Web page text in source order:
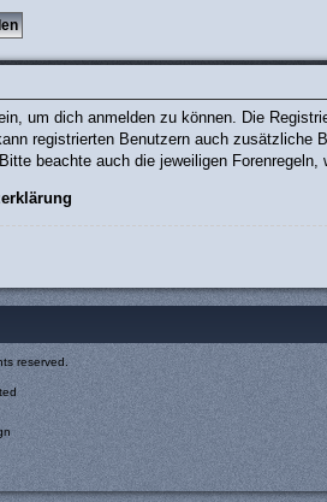
um dich anmelden zu können. Die
registrierten Benutzern auch zusätzliche
beachte auch die jeweiligen Forenregeln,
reserved.